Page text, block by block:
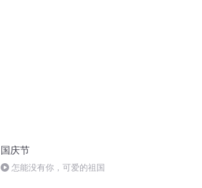
国庆节
怎能没有你，可爱的祖国